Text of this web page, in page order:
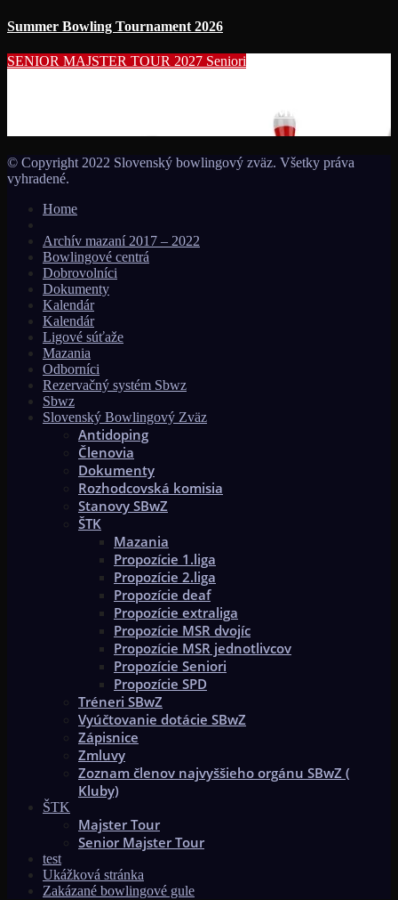
Summer Bowling Tournament 2026
SENIOR MAJSTER TOUR 2027 Seniori
MS seniorov 2027 v Thajsku turnajom SUMMER BOWLING
© Copyright 2022 Slovenský bowlingový zväz. Všetky práva
vyhradené.
Home
Archív mazaní 2017 – 2022
Bowlingové centrá
Dobrovolníci
Dokumenty
Kalendár
Kalendár
Ligové súťaže
Mazania
Odborníci
Rezervačný systém Sbwz
Sbwz
Slovenský Bowlingový Zväz
Antidoping
Členovia
Dokumenty
Rozhodcovská komisia
Stanovy SBwZ
ŠTK
Mazania
Propozície 1.liga
Propozície 2.liga
Propozície deaf
Propozície extraliga
Propozície MSR dvojíc
Propozície MSR jednotlivcov
Propozície Seniori
Propozície SPD
Tréneri SBwZ
Vyúčtovanie dotácie SBwZ
Zápisnice
Zmluvy
Zoznam členov najvyššieho orgánu SBwZ (
Kluby)
ŠTK
Majster Tour
Senior Majster Tour
test
Ukážková stránka
Zakázané bowlingové gule